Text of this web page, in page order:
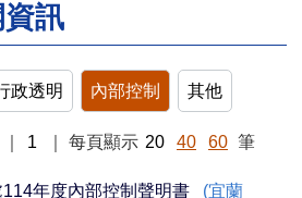
訊
政透明 內部控制 其他
1 每頁顯示 20 40 60 筆
年度內部控制聲明書
(宜蘭